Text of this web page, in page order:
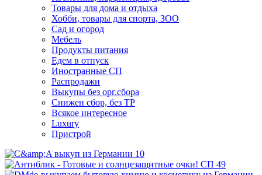
Товары для дома и отдыха
Хобби, товары для спорта, ЗОО
Сад и огород
Мебель
Продукты питания
Едем в отпуск
Иностранные СП
Распродажи
Выкупы без орг.сбора
Снижен сбор, без ТР
Всякое интересное
Luxury
Пристрой